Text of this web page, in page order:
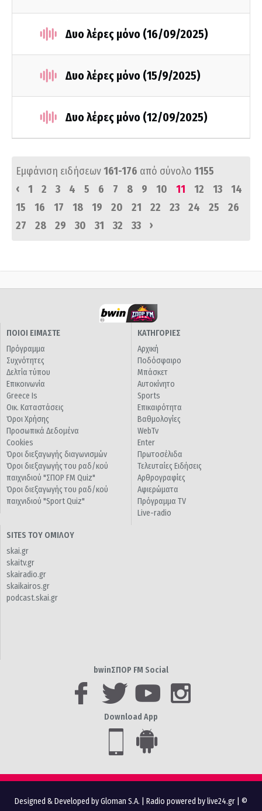
Δυο λέρες μόνο (16/09/2025)
Δυο λέρες μόνο (15/9/2025)
Δυο λέρες μόνο (12/09/2025)
Εμφάνιση ειδήσεων161-176 από σύνολο 1155
‹
1 2 3 4 5 6 7 8 9 10 11 12 13
14
15
16 17 18 19 20 21 22 23 24 25
26
27
28 29 30 31 32 33 ›
ΠΟΙΟΙ ΕΙΜΑΣΤΕ
Πρόγραμμα
Συχνότητες
Δελτία τύπου
Επικοινωνία
Greece Is
Οικ. Καταστάσεις
Όροι Χρήσης
Προσωπικά Δεδομένα
Cookies
Όροι διεξαγωγής διαγωνισμών
Όροι διεξαγωγής του ραδ/κού
παιχνιδιού "ΣΠΟΡ FM Quiz"
Όροι διεξαγωγής του ραδ/κού
παιχνιδιού "Sport Quiz"
ΚΑΤΗΓΟΡΙΕΣ
Αρχική
Ποδόσφαιρο
Μπάσκετ
Αυτοκίνητο
Sports
Επικαιρότητα
Βαθμολογίες
WebTv
Enter
Πρωτοσέλιδα
Τελευταίες Ειδήσεις
Αρθρογραφίες
Αφιερώματα
Πρόγραμμα TV
Live-radio
SITES ΤΟΥ ΟΜΙΛΟΥ
skai.gr
skaitv.gr
skairadio.gr
skaikairos.gr
podcast.skai.gr
bwinΣΠΟΡ FM Social
Download App
Designed & Developed by Gloman S.A. Radio powered by live24.gr | ©